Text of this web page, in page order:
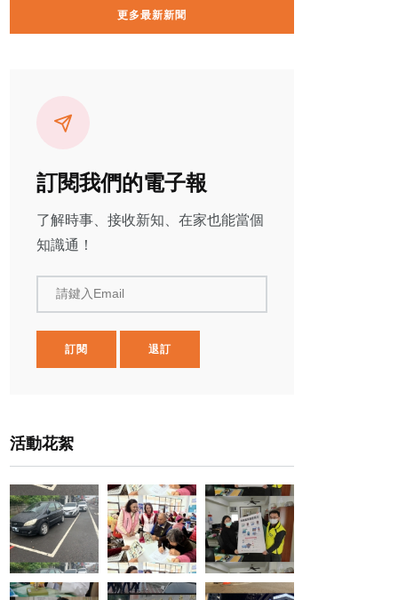
更多最新新聞
訂閱我們的電子報
了解時事、接收新知、在家也能當個
知識通！
請鍵入Email
訂閱 退訂
活動花絮